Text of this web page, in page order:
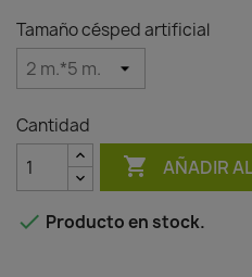
Tamaño césped artificial
Cantidad
 AÑADIR
 Producto en stock.